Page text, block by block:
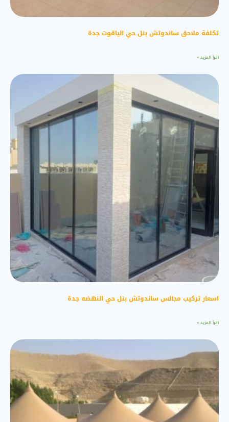
تكلفة ملاحق ساندوتش بنل حي الياقوت جدة
اقرأ المزيد »
اسعار تركيب مجالس ساندوتش بنل حي النهضه جدة
اقرأ المزيد »